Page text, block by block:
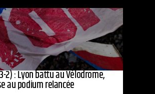
2) : Lyon battu au Vélodrome,
au podium relancée